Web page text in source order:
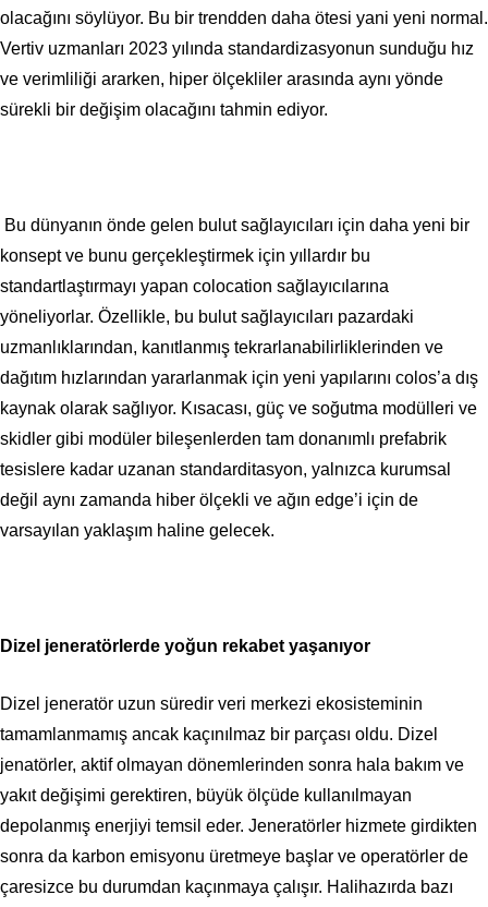
olacağını söylüyor. Bu bir trendden daha ötesi yani yeni normal.
Vertiv uzmanları 2023 yılında standardizasyonun sunduğu hız
ve verimliliği ararken, hiper ölçekliler arasında aynı yönde
sürekli bir değişim olacağını tahmin ediyor.
Bu dünyanın önde gelen bulut sağlayıcıları için daha yeni bir
konsept ve bunu gerçekleştirmek için yıllardır bu
standartlaştırmayı yapan colocation sağlayıcılarına
yöneliyorlar. Özellikle, bu bulut sağlayıcıları pazardaki
uzmanlıklarından, kanıtlanmış tekrarlanabilirliklerinden ve
dağıtım hızlarından yararlanmak için yeni yapılarını colos’a dış
kaynak olarak sağlıyor. Kısacası, güç ve soğutma modülleri ve
skidler gibi modüler bileşenlerden tam donanımlı prefabrik
tesislere kadar uzanan standarditasyon, yalnızca kurumsal
değil aynı zamanda hiber ölçekli ve ağın edge’i için de
varsayılan yaklaşım haline gelecek.
Dizel jeneratörlerde yoğun rekabet yaşanıyor
Dizel jeneratör uzun süredir veri merkezi ekosisteminin
tamamlanmamış ancak kaçınılmaz bir parçası oldu. Dizel
jenatörler, aktif olmayan dönemlerinden sonra hala bakım ve
yakıt değişimi gerektiren, büyük ölçüde kullanılmayan
depolanmış enerjiyi temsil eder. Jeneratörler hizmete girdikten
sonra da karbon emisyonu üretmeye başlar ve operatörler de
çaresizce bu durumdan kaçınmaya çalışır. Halihazırda bazı